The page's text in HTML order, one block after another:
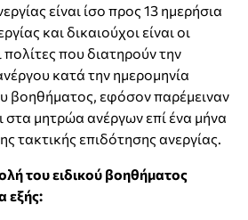
είναι ίσο προς 13 ημερήσια
και δικαιούχοι είναι οι
που διατηρούν την
κατά την ημερομηνία
βοηθήματος, εφόσον παρέμειναν
στα μητρώα ανέργων επί ένα μήνα
τακτικής επιδότησης ανεργίας.
του ειδικού βοηθήματος
εξής: